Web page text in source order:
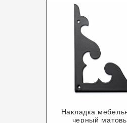
Накладка
черный